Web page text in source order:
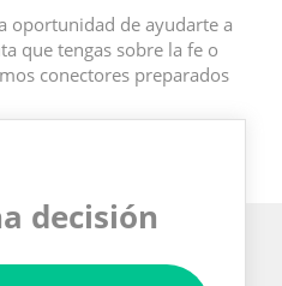
oportunidad de ayudarte a
que tengas sobre la fe o
conectores preparados
decisión